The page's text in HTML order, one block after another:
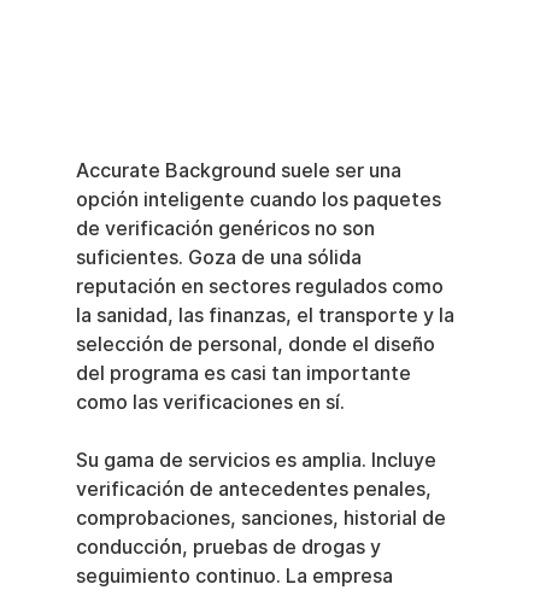
Accurate Background suele ser una
opción inteligente cuando los paquetes
de verificación genéricos no son
suficientes. Goza de una sólida
reputación en sectores regulados como
la sanidad, las finanzas, el transporte y la
selección de personal, donde el diseño
del programa es casi tan importante
como las verificaciones en sí.
Su gama de servicios es amplia. Incluye
verificación de antecedentes penales,
comprobaciones, sanciones, historial de
conducción, pruebas de drogas y
seguimiento continuo. La empresa